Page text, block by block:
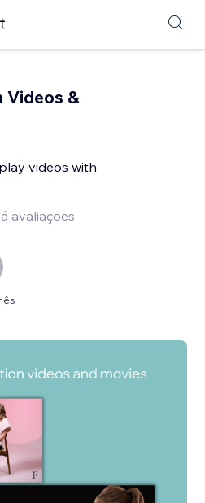
Videos &
videos with
avaliações